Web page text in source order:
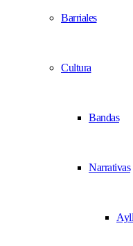
Barriales
Cultura
Bandas
Narrativas